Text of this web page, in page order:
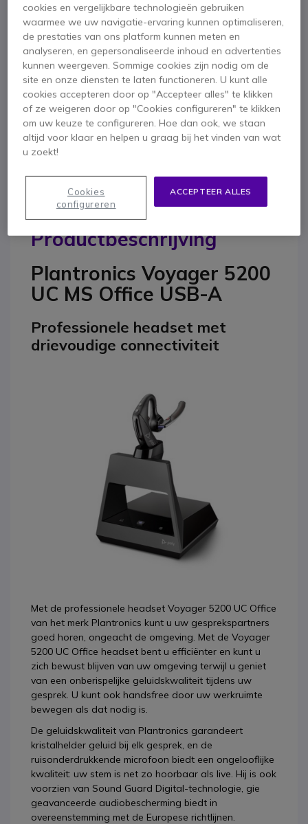
SAVI 8445 Office Convertible
Teams
490,95 €
262,95 € ex. BTW
Bekijk opvolger
Productbeschrijving
Plantronics Voyager 5200
UC MS Office USB-A
Professionele headset met
drievoudige connectiviteit
Met de professionele headset Voyager 5200 UC Office
van het merk Plantronics kunt u uw gesprekspartners
goed horen, ongeacht de omgeving. Met de Voyager
5200 UC Office headset bent u efficiënter en kunt u
zich bewust blijven van uw omgeving terwijl u geniet
van een onberispelijke geluidskwaliteit tijdens uw
gesprek. U kunt ook handsfree door uw werkruimte
bewegen als dat nodig is.
De geluidskwaliteit van Plantronics garandeert
kristalhelder geluid bij elk gesprek, en de
ruisonderdrukkende microfoon biedt een ongelooflijke
kwaliteit: uw stem is net zo hoorbaar als live. Hij is ook
voorzien van Sound Guard Digital-technologie, gie
geavanceerde audiobescherming biedt in
overeenstemming met de Europese richtlijnen.
cookies en vergelijkbare technologieën gebruiken
waarmee we uw navigatie-ervaring kunnen optimaliseren,
de prestaties van ons platform kunnen meten en
analyseren, en gepersonaliseerde inhoud en advertenties
kunnen weergeven. Sommige cookies zijn nodig om de
site en onze diensten te laten functioneren. U kunt alle
cookies accepteren door op "Accepteer alles" te klikken
of ze weigeren door op "Cookies configureren" te klikken
om uw keuze te configureren. Hoe dan ook, we staan
altijd voor klaar en helpen u graag bij het vinden van wat
u zoekt!
ACCEPTEER ALLES
Cookies
configureren